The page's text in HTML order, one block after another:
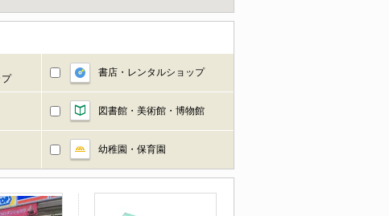
プ
書店・レンタルショップ
図書館・美術館・博物館
幼稚園・保育園